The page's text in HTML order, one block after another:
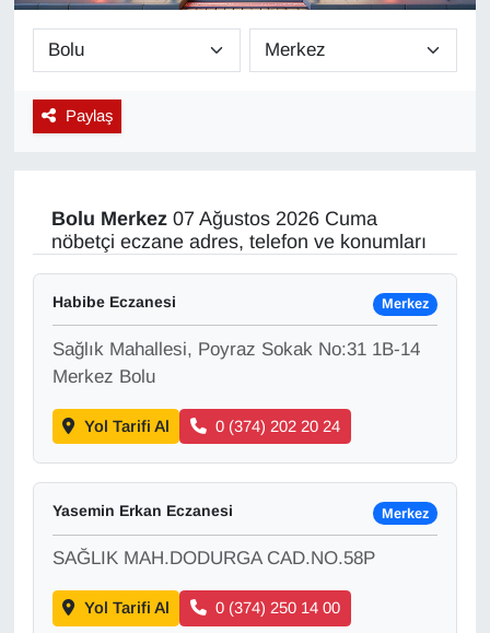
Paylaş
Bolu Merkez07 Ağustos 2026 Cuma
nöbetçi eczane adres, telefon ve konumları
Habibe Eczanesi Merkez
Sağlık Mahallesi, Poyraz Sokak No:31 1B-14
Merkez Bolu
Yol Tarifi Al 0 (374) 202 20 24
Yasemin Erkan Eczanesi Merkez
SAĞLIK MAH.DODURGA CAD.NO.58P
Yol Tarifi Al 0 (374) 250 14 00
Diğer
DÜNYA
EKONOMİ
Eleman
En çok konuşulanlar
GENEL
Güncel
Gündem
Haber